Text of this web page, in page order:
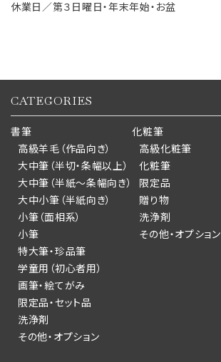
休業日／第３日曜日・年末年始・お盆
CATEGORIES
書筆
高級羊毛（作品向き）
大中筆（半切・条幅以上）
大中筆（半紙～条幅向き）
大中小筆（半紙向き）
小筆（面相系）
小筆
特大筆・珍品筆
学童用（初心者用）
画筆・絵てがみ
限定品・セット品
洗浄剤
その他・オプション
化粧筆
高級化粧筆
化粧筆
限定品
贈り物
洗浄剤
その他・オプション